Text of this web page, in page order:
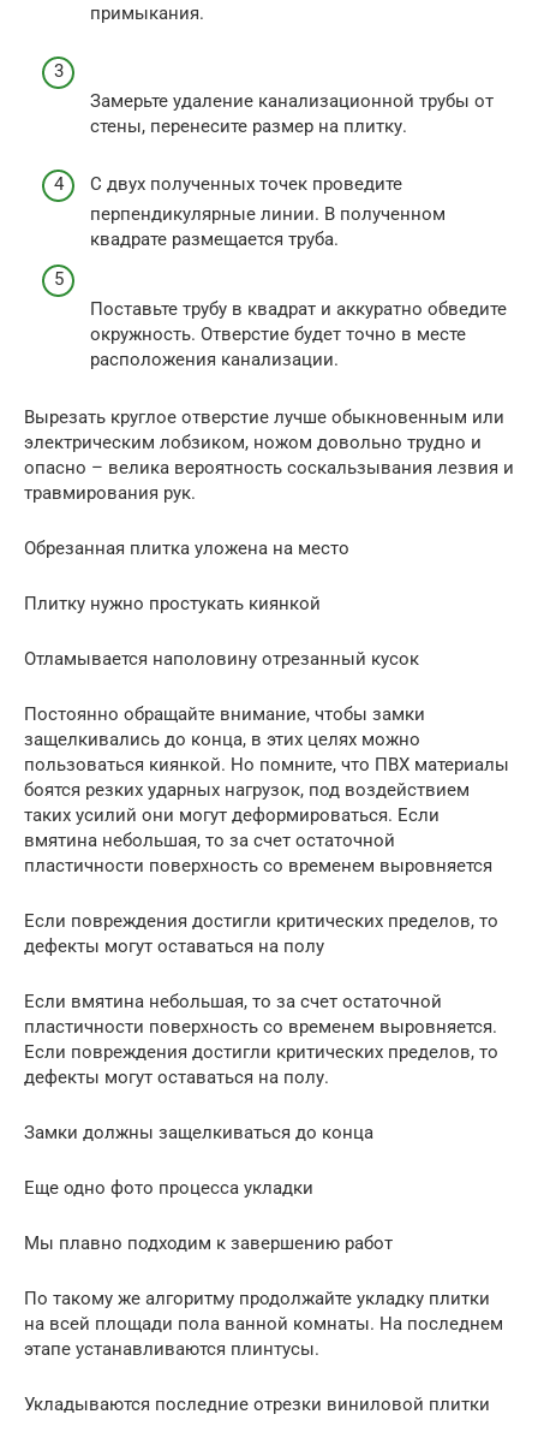
примыкания.
Замерьте удаление канализационной трубы от
стены, перенесите размер на плитку.
С двух полученных точек проведите
перпендикулярные линии. В полученном
квадрате размещается труба.
Поставьте трубу в квадрат и аккуратно обведите
окружность. Отверстие будет точно в месте
расположения канализации.
Вырезать круглое отверстие лучше обыкновенным или
электрическим лобзиком, ножом довольно трудно и
опасно – велика вероятность соскальзывания лезвия и
травмирования рук.
Обрезанная плитка уложена на место
Плитку нужно простукать киянкой
Отламывается наполовину отрезанный кусок
Постоянно обращайте внимание, чтобы замки
защелкивались до конца, в этих целях можно
пользоваться киянкой. Но помните, что ПВХ материалы
боятся резких ударных нагрузок, под воздействием
таких усилий они могут деформироваться. Если
вмятина небольшая, то за счет остаточной
пластичности поверхность со временем выровняется
Если повреждения достигли критических пределов, то
дефекты могут оставаться на полу
Если вмятина небольшая, то за счет остаточной
пластичности поверхность со временем выровняется.
Если повреждения достигли критических пределов, то
дефекты могут оставаться на полу.
Замки должны защелкиваться до конца
Еще одно фото процесса укладки
Мы плавно подходим к завершению работ
По такому же алгоритму продолжайте укладку плитки
на всей площади пола ванной комнаты. На последнем
этапе устанавливаются плинтусы.
Укладываются последние отрезки виниловой плитки